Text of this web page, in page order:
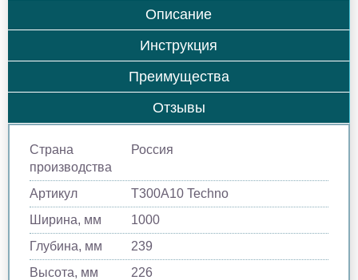
Описание
Инструкция
Преимущества
Отзывы
Страна
производства
Россия
Артикул
Т300A10 Techno
Ширина, мм
1000
Глубина, мм
239
Высота, мм
226